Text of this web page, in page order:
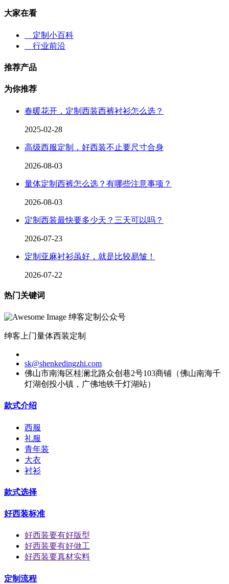
大家在看
定制小百科
行业前沿
推荐产品
为你推荐
春暖花开，定制西装西裤衬衫怎么选？
2025-02-28
高级西服定制，好西装不止要尺寸合身
2026-08-03
量体定制西裤怎么选？有哪些注意事项？
2026-08-03
定制西装最快要多少天？三天可以吗？
2026-07-23
定制亚麻衬衫虽好，就是比较易皱！
2026-07-22
热门关键词
绅客定制公众号
绅客上门量体西装定制
sk@shenkedingzhi.com
佛山市南海区桂澜北路众创巷2号103商铺（佛山南海千
灯湖创投小镇，广佛地铁千灯湖站）
款式介绍
西服
礼服
青年装
大衣
衬衫
款式选择
好西装标准
好西装要有好版型
好西装要有好做工
好西装要真材实料
定制流程